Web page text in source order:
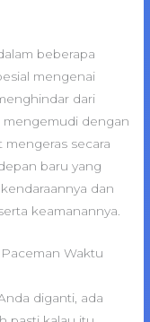
beberapa
mengenai
dari
mengemudi dengan
secara
baru yang
dan
keamanannya.
Waktu
diganti, ada